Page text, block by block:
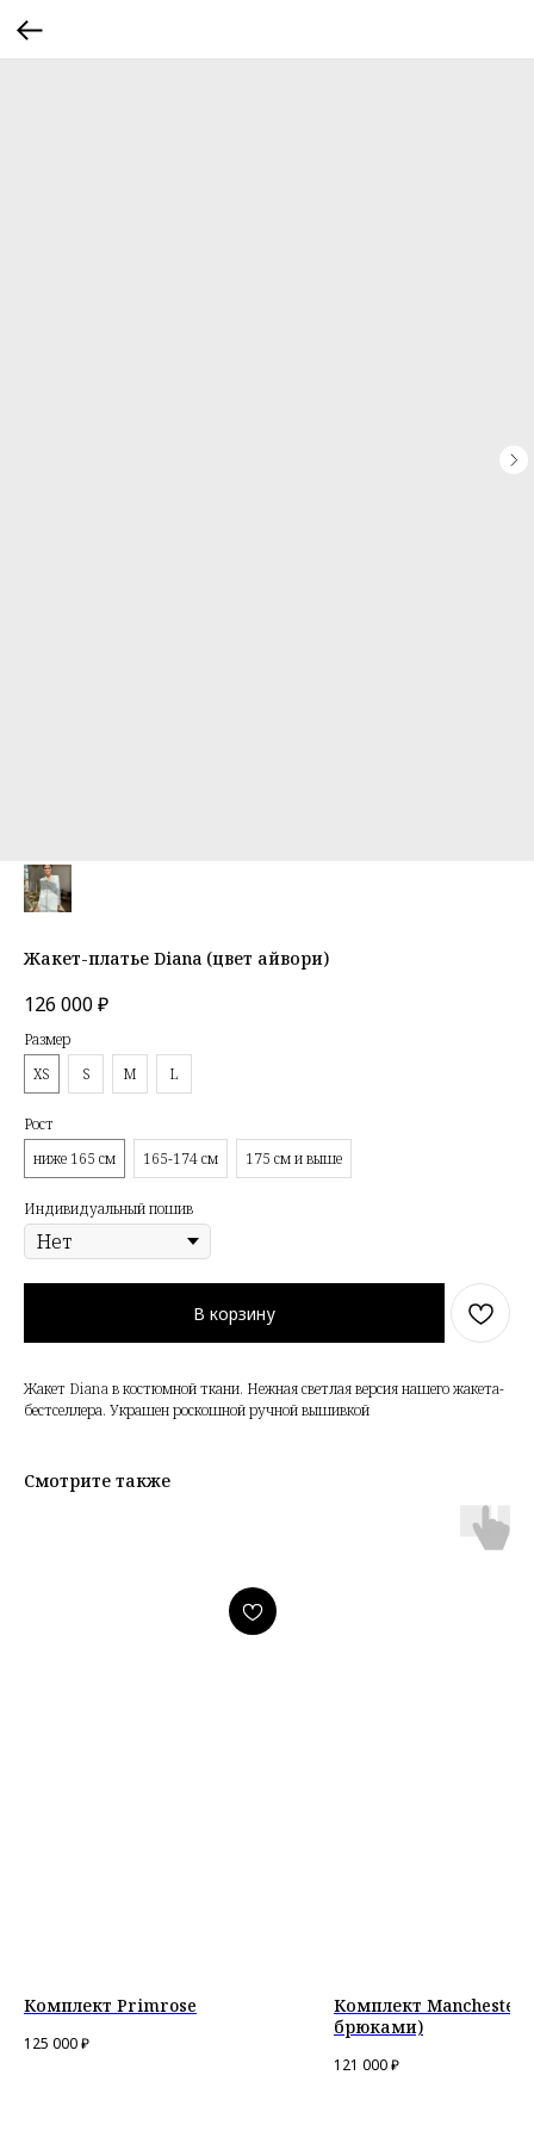
Жакет-платье Diana (цвет айвори)
126 000₽
Размер
XS
S M L
Рост
ниже 165 см
165-174 см 175 см и выше
Индивидуальный пошив
В корзину
Жакет Diana в костюмной ткани. Нежная светлая версия нашего жакета-
бестселлера. Украшен роскошной ручной вышивкой
Смотрите также
Комплект Primrose
125 000₽
Комплект Manchester
брюками)
121 000₽